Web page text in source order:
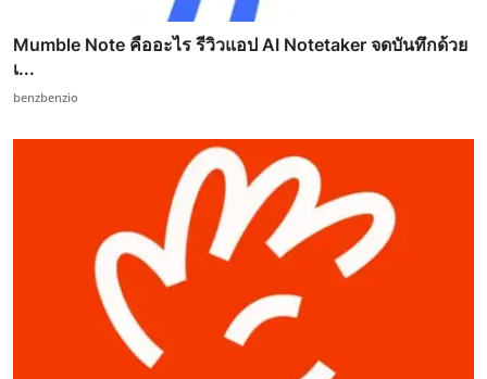
Mumble Note คืออะไร รีวิวแอป AI Notetaker จดบันทึกด้วย
เ...
benzbenzio